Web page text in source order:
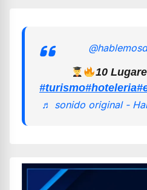
10
#turismo#hoteleria
♬ sonido original -